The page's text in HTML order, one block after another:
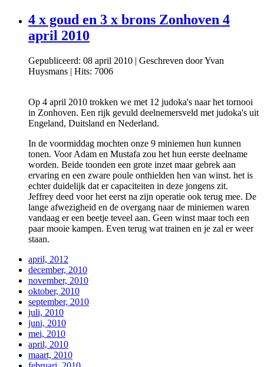
4 x goud en 3 x brons Zonhoven 4
april 2010
Gepubliceerd: 08 april 2010 | Geschreven door Yvan
Huysmans | Hits: 7006
Op 4 april 2010 trokken we met 12 judoka's naar het tornooi
in Zonhoven. Een rijk gevuld deelnemersveld met judoka's uit
Engeland, Duitsland en Nederland.
In de voormiddag mochten onze 9 miniemen hun kunnen
tonen. Voor Adam en Mustafa zou het hun eerste deelname
worden. Beide toonden een grote inzet maar gebrek aan
ervaring en een zware poule onthielden hen van winst. het is
echter duidelijk dat er capaciteiten in deze jongens zit.
Jeffrey deed voor het eerst na zijn operatie ook terug mee. De
lange afwezigheid en de overgang naar de miniemen waren
vandaag er een beetje teveel aan. Geen winst maar toch een
paar mooie kampen. Even terug wat trainen en je zal er weer
staan.
april, 2012
december, 2010
november, 2010
oktober, 2010
september, 2010
juli, 2010
juni, 2010
mei, 2010
april, 2010
maart, 2010